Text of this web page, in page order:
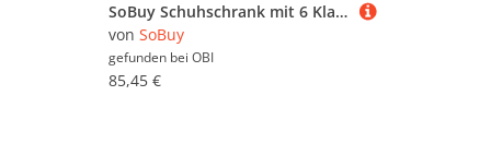
SoBuy Schuhschrank mit 6 Klappen Schuhkipper Schuhkommode Weiß FSR145-W
von SoBuy
gefunden bei OBI
85,45 €